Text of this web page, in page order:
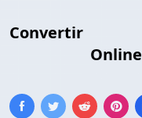
Convertir
Online